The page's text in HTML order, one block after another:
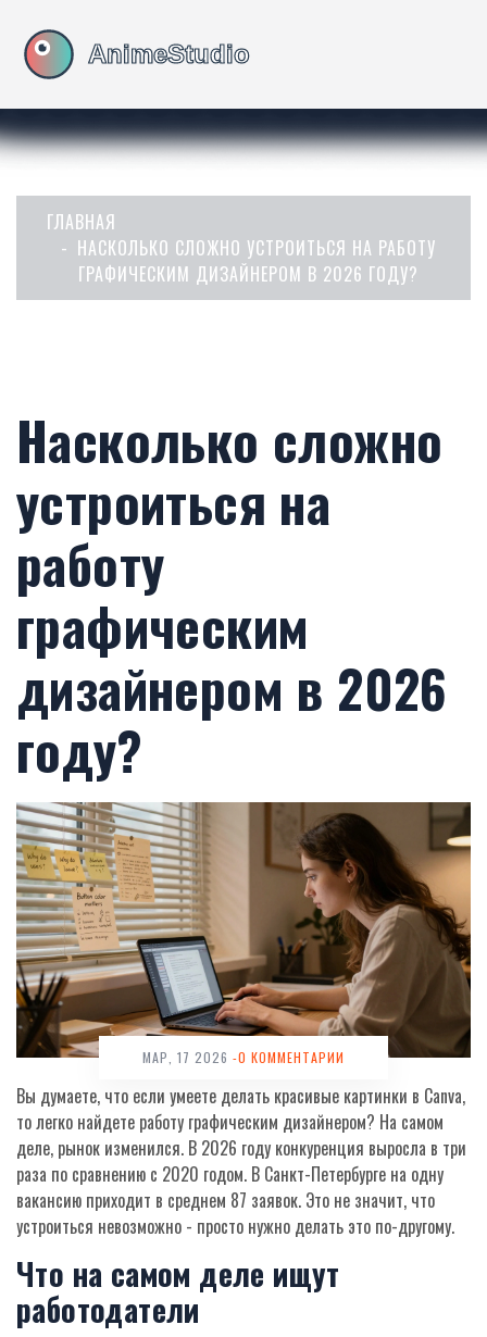
ГЛАВНАЯ
НАСКОЛЬКО СЛОЖНО УСТРОИТЬСЯ НА РАБОТУ
ГРАФИЧЕСКИМ ДИЗАЙНЕРОМ В 2026 ГОДУ?
Насколько сложно
устроиться на
работу
графическим
дизайнером в 2026
году?
МАР, 17 2026 -0 КОММЕНТАРИИ
Вы думаете, что если умеете делать красивые картинки в Canva,
то легко найдете работу графическим дизайнером? На самом
деле, рынок изменился. В 2026 году конкуренция выросла в три
раза по сравнению с 2020 годом. В Санкт-Петербурге на одну
вакансию приходит в среднем 87 заявок. Это не значит, что
устроиться невозможно - просто нужно делать это по-другому.
Что на самом деле ищут
работодатели